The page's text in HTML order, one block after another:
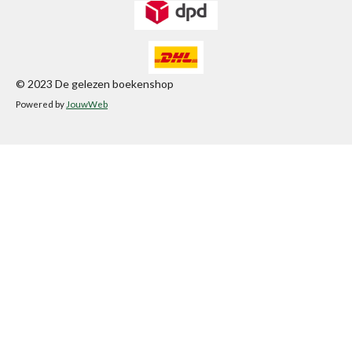
© 2023 De gelezen boekenshop
Powered by JouwWeb